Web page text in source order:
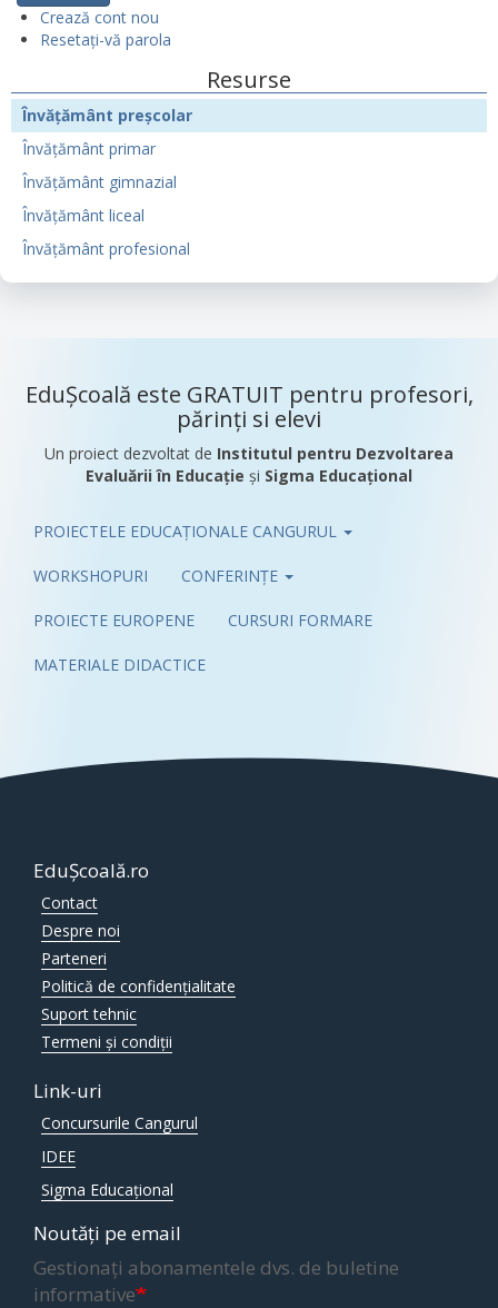
Crează cont nou
Resetați-vă parola
Resurse
Învățământ preșcolar
Învățământ primar
Învățământ gimnazial
Învățământ liceal
Învățământ profesional
EduȘcoală este GRATUIT pentru profesori,
părinți si elevi
Un proiect dezvoltat de Institutul pentru Dezvoltarea
Evaluării în Educație și Sigma Educațional
Pub
PROIECTELE EDUCAȚIONALE CANGURUL
WORKSHOPURI CONFERINȚE
PROIECTE EUROPENE CURSURI FORMARE
MATERIALE DIDACTICE
EduȘcoală.ro
Contact
Despre noi
Parteneri
Politică de confidențialitate
Suport tehnic
Termeni și condiții
Link-uri
Concursurile Cangurul
IDEE
Sigma Educațional
Noutăți pe email
Gestionați abonamentele dvs. de buletine
informative